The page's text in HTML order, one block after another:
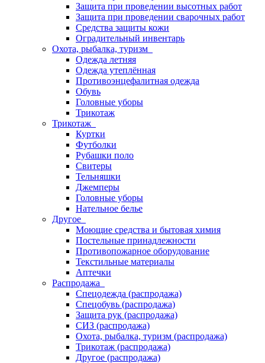
Защита при проведении высотных работ
Защита при проведении сварочных работ
Средства защиты кожи
Оградительный инвентарь
Охота, рыбалка, туризм
Одежда летняя
Одежда утеплённая
Противоэнцефалитная одежда
Обувь
Головные уборы
Трикотаж
Трикотаж
Куртки
Футболки
Рубашки поло
Свитеры
Тельняшки
Джемперы
Головные уборы
Нательное белье
Другое
Моющие средства и бытовая химия
Постельные принадлежности
Противопожарное оборудование
Текстильные материалы
Аптечки
Распродажа
Спецодежда (распродажа)
Спецобувь (распродажа)
Защита рук (распродажа)
СИЗ (распродажа)
Охота, рыбалка, туризм (распродажа)
Трикотаж (распродажа)
Другое (распродажа)